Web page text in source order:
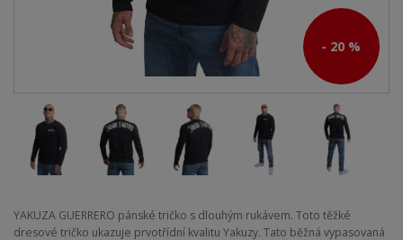
- 20 %
YAKUZA GUERRERO pánské tričko s dlouhým rukávem. Toto těžké
dresové tričko ukazuje prvotřídní kvalitu Yakuzy. Tato běžná vypasovaná